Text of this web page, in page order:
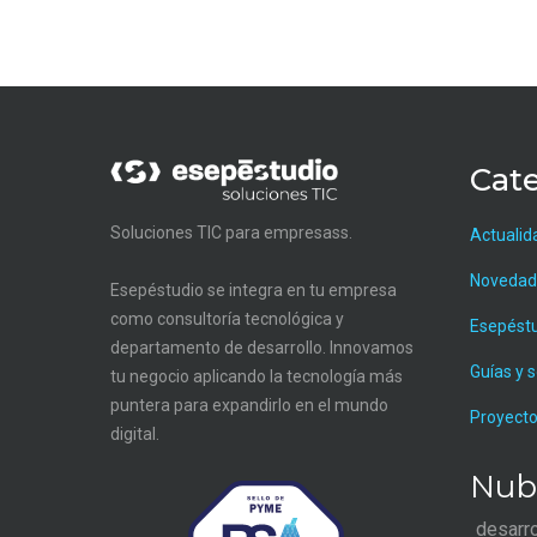
Soluciones TIC para empresass.
Esepéstudio se integra en tu empresa
como consultoría tecnológica y
departamento de desarrollo. Innovamos
tu negocio aplicando la tecnología más
puntera para expandirlo en el mundo
digital.
Guías y